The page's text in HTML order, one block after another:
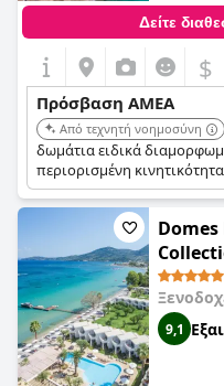
Δείτε
$
Πρόσβαση ΑΜΕΑ
Από τεχνητή νοημοσύνη
δωμάτια ειδικά
περιορισμένη
αμαξιδίων. Αυτά τα
πόρτες, εξαρτήματα και
και στο μπάνιο,
λειτουργίας.
Only
9,1